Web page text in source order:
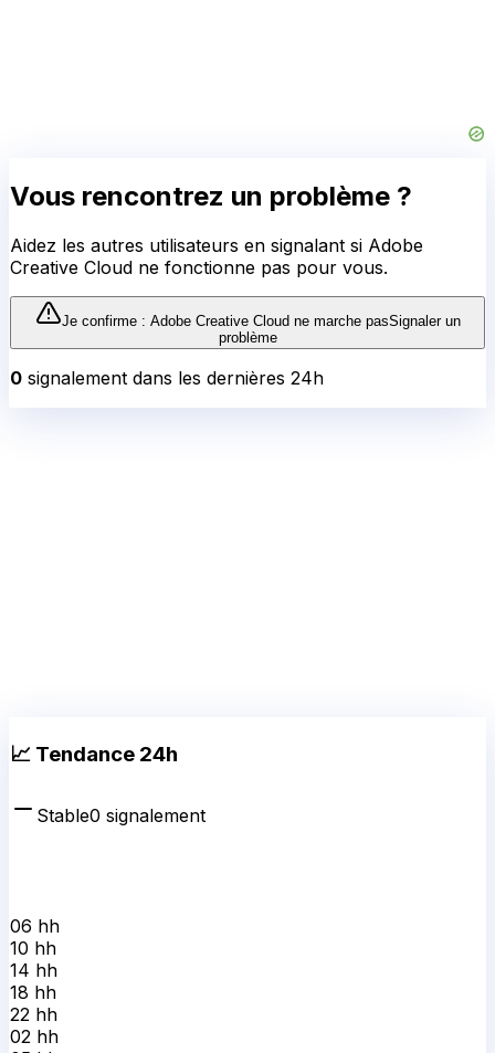
Vous rencontrez un problème ?
Aidez les autres utilisateurs en signalant si Adobe
Creative Cloud ne fonctionne pas pour vous.
Je confirme : Adobe Creative Cloud ne marche pasSignaler un
problème
0 signalement dans les dernières 24h
📈 Tendance 24h
Stable0 signalement
06 hh
10 hh
14 hh
18 hh
22 hh
02 hh